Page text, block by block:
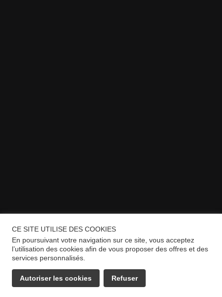
CE SITE UTILISE DES COOKIES
En poursuivant votre navigation sur ce site, vous acceptez
l’utilisation des cookies afin de vous proposer des offres et des
services personnalisés.
Autoriser les cookies Refuser